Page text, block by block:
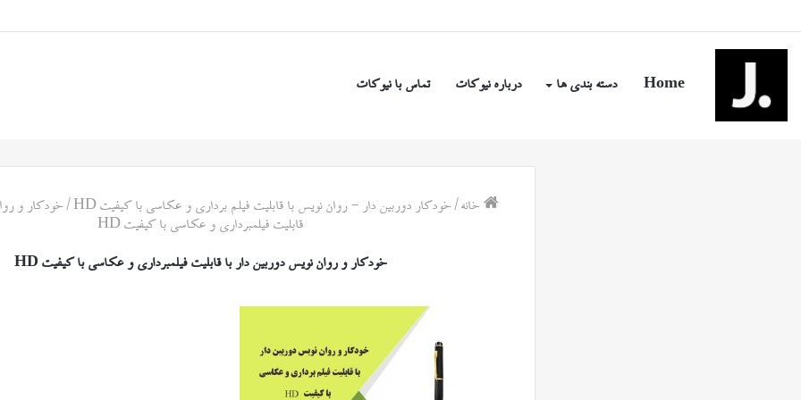
Home دسته بندی ها درباره نیوکات تماس با نیوکات
خانه / خودکار دوربین دار - روان نویس با قابلیت فیلم برداری و عکاسی با کیفیت HD / خودکار و
قابلیت فیلمبرداری و عکاسی با کیفیت HD
خودکار و روان نویس دوربین دار با قابلیت فیلمبرداری و عکاسی با کیفیت HD